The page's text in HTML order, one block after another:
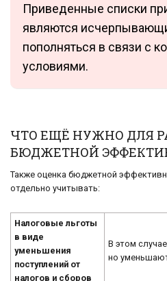
Приведенные списки
являются
пополняться в связи с
условиями.
ЧТО ЕЩЁ НУЖНО ДЛЯ
БЮДЖЕТНОЙ
Также оценка бюджетной
отдельно учитывать:
Налоговые льготы
в виде
уменьшения
поступлений от
налогов и сборов
В этом
но